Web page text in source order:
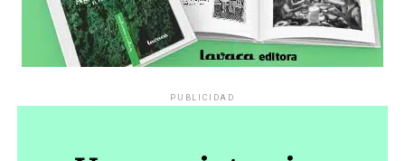
PUBLICIDAD